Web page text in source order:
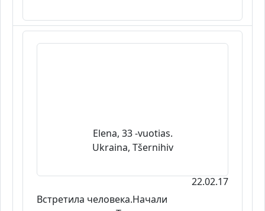
Elena, 33 -vuotias.
Ukraina, Tšernihiv
22.02.17
Встретила человека.Начали